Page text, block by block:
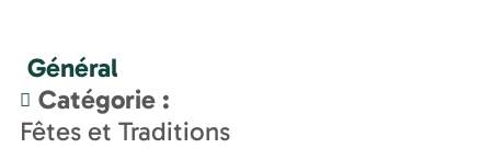
Général
Catégorie :
Fêtes et Traditions